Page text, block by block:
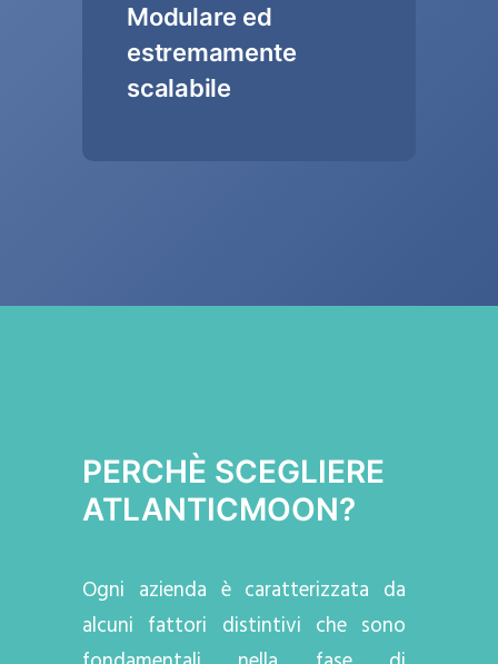
Modulare ed
estremamente
scalabile
PERCHÈ SCEGLIERE
ATLANTICMOON?
Ogni azienda è caratterizzata da
alcuni fattori distintivi che sono